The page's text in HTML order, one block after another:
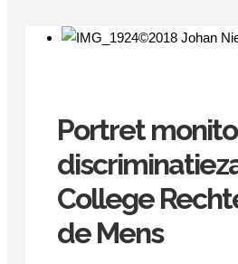
Portret
College
de Mens